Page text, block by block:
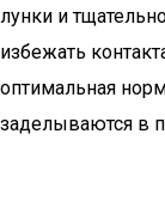
лунки и
избежать
оптимальная
заделываются в